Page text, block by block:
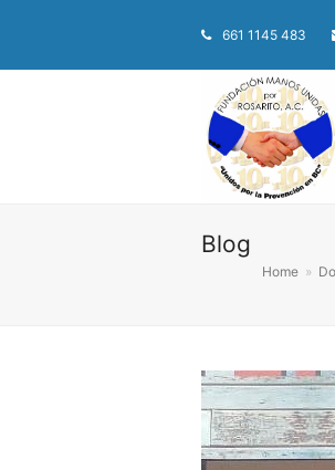
661 1145 483
Blog
Home »